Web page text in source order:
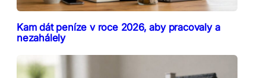
Kam dát peníze v roce 2026, aby pracovaly a
nezahálely